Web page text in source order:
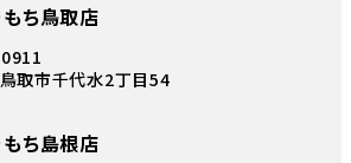
ち鳥取店
取市千代水2丁目54
ち島根店